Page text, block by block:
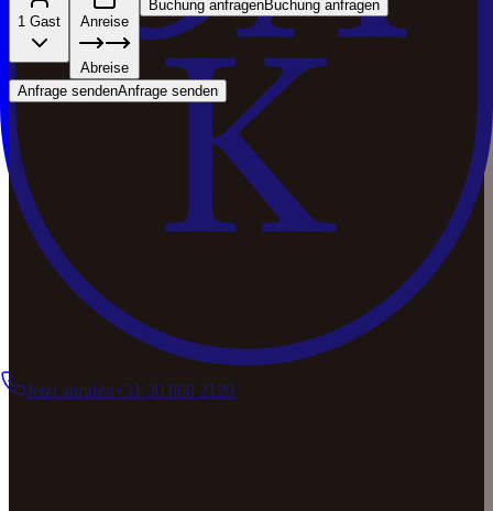
Jetzt anrufen+31 20 808 2129
1 Gast Anreise
Abreise
Buchung anfragenBuchung anfragen
Anfrage sendenAnfrage senden